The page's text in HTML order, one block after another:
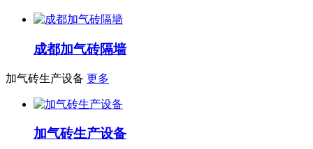
成都加气砖隔墙
加气砖生产设备 更多
加气砖生产设备